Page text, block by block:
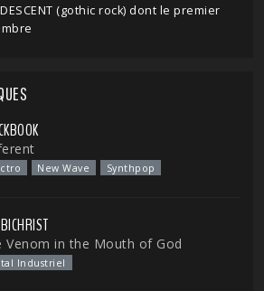
(gothic rock) dont le premier
New Wave Synthpop
Venom in the Mouth of God
Industriel